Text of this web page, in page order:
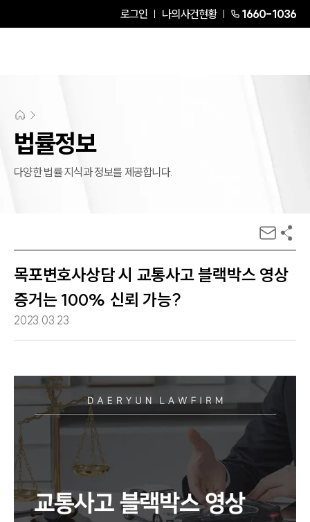
로그인 나의사건현황 1660-1036
법률정보
다양한 법률 지식과 정보를 제공합니다.
목포변호사상담 시 교통사고 블랙박스 영상
증거는 100% 신뢰 가능?
2023.03.23